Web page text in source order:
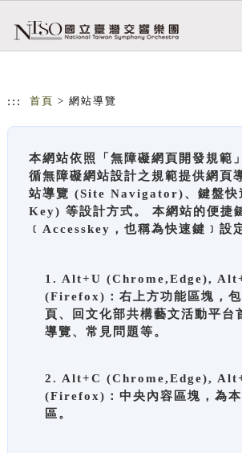
::: 首頁 > 網站導覽
本網站依照「無障礙網頁開發規範
循無障礙網站設計之規範提供網頁
站導覽 (Site Navigator)、鍵盤快
Key) 等設計方式。 本網站的便捷
﹝Accesskey，也稱為快速鍵﹞設
1. Alt+U (Chrome,Edge),
(Firefox)：右上方功能區塊，包
頁、回文化部共構藝文活動平台
導覽、常見問題等。
2. Alt+C (Chrome,Edge),
(Firefox)：中央內容區塊，為本
區。